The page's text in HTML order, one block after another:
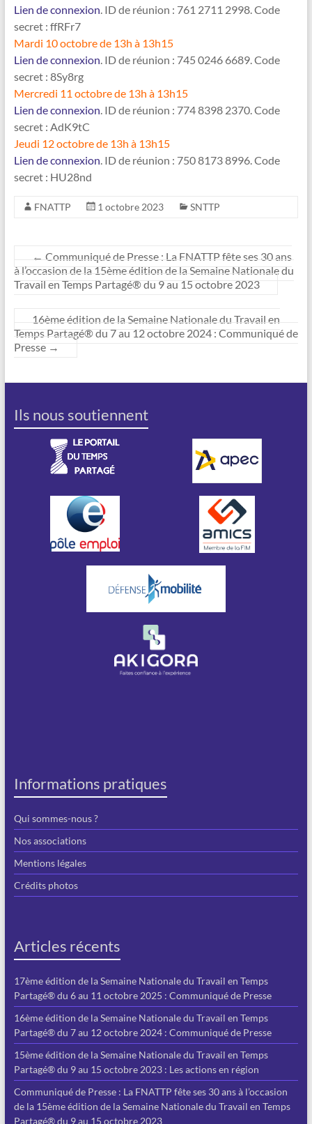
Lien de connexion . ID de réunion : 761 2711 2998. Code
secret : ffRFr7
Mardi 10 octobre de 13h à 13h15
Lien de connexion . ID de réunion : 745 0246 6689. Code
secret : 8Sy8rg
Mercredi 11 octobre de 13h à 13h15
Lien de connexion . ID de réunion : 774 8398 2370. Code
secret : AdK9tC
Jeudi 12 octobre de 13h à 13h15
Lien de connexion . ID de réunion : 750 8173 8996. Code
secret : HU28nd
FNATTP 1 octobre 2023 SNTTP
← Communiqué de Presse : La FNATTP fête ses 30 ans
à l’occasion de la 15ème édition de la Semaine Nationale du
Travail en Temps Partagé® du 9 au 15 octobre 2023
16ème édition de la Semaine Nationale du Travail en
Temps Partagé® du 7 au 12 octobre 2024 : Communiqué de
Presse →
Ils nous soutiennent
Informations pratiques
Qui sommes-nous ?
Nos associations
Mentions légales
Crédits photos
Articles récents
17ème édition de la Semaine Nationale du Travail en Temps
Partagé® du 6 au 11 octobre 2025 : Communiqué de Presse
16ème édition de la Semaine Nationale du Travail en Temps
Partagé® du 7 au 12 octobre 2024 : Communiqué de Presse
15ème édition de la Semaine Nationale du Travail en Temps
Partagé® du 9 au 15 octobre 2023 : Les actions en région
Communiqué de Presse : La FNATTP fête ses 30 ans à l’occasion
de la 15ème édition de la Semaine Nationale du Travail en Temps
Partagé® du 9 au 15 octobre 2023